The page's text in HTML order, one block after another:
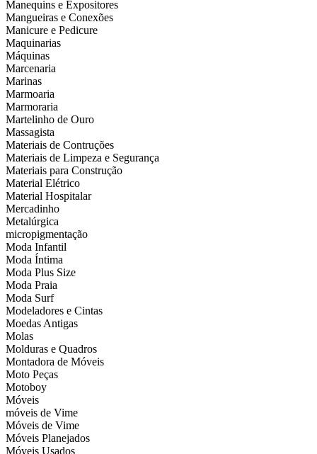
Manequins e Expositores
Mangueiras e Conexões
Manicure e Pedicure
Maquinarias
Máquinas
Marcenaria
Marinas
Marmoaria
Marmoraria
Martelinho de Ouro
Massagista
Materiais de Contruções
Materiais de Limpeza e Segurança
Materiais para Construção
Material Elétrico
Material Hospitalar
Mercadinho
Metalúrgica
micropigmentação
Moda Infantil
Moda Íntima
Moda Plus Size
Moda Praia
Moda Surf
Modeladores e Cintas
Moedas Antigas
Molas
Molduras e Quadros
Montadora de Móveis
Moto Peças
Motoboy
Móveis
móveis de Vime
Móveis de Vime
Móveis Planejados
Móveis Usados